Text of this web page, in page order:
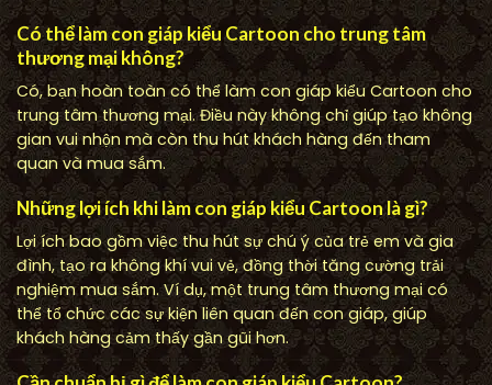
Có thể làm con giáp kiểu Cartoon cho trung tâm
thương mại không?
Có, bạn hoàn toàn có thể làm con giáp kiểu Cartoon cho
trung tâm thương mại. Điều này không chỉ giúp tạo không
gian vui nhộn mà còn thu hút khách hàng đến tham
quan và mua sắm.
Những lợi ích khi làm con giáp kiểu Cartoon là gì?
Lợi ích bao gồm việc thu hút sự chú ý của trẻ em và gia
đình, tạo ra không khí vui vẻ, đồng thời tăng cường trải
nghiệm mua sắm. Ví dụ, một trung tâm thương mại có
thể tổ chức các sự kiện liên quan đến con giáp, giúp
khách hàng cảm thấy gần gũi hơn.